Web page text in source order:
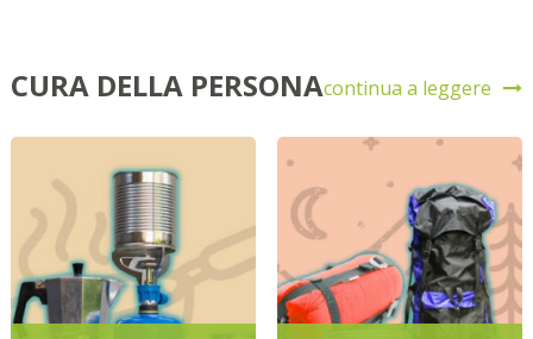
CURA DELLA PERSONAcontinua a leggere